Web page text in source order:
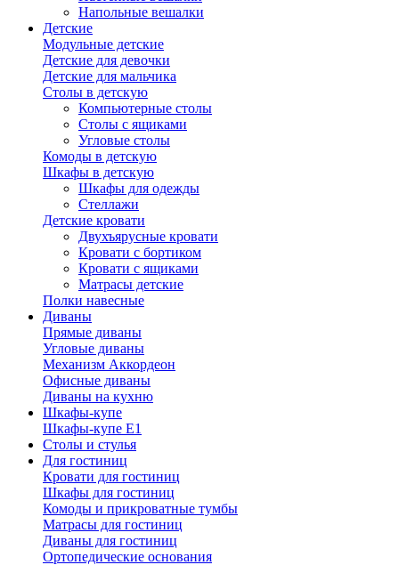
Напольные вешалки
Детские
Модульные детские
Детские для девочки
Детские для мальчика
Столы в детскую
Компьютерные столы
Столы с ящиками
Угловые столы
Комоды в детскую
Шкафы в детскую
Шкафы для одежды
Стеллажи
Детские кровати
Двухъярусные кровати
Кровати с бортиком
Кровати с ящиками
Матрасы детские
Полки навесные
Диваны
Прямые диваны
Угловые диваны
Механизм Аккордеон
Офисные диваны
Диваны на кухню
Шкафы-купе
Шкафы-купе Е1
Столы и стулья
Для гостиниц
Кровати для гостиниц
Шкафы для гостиниц
Комоды и прикроватные тумбы
Матрасы для гостиниц
Диваны для гостиниц
Ортопедические основания